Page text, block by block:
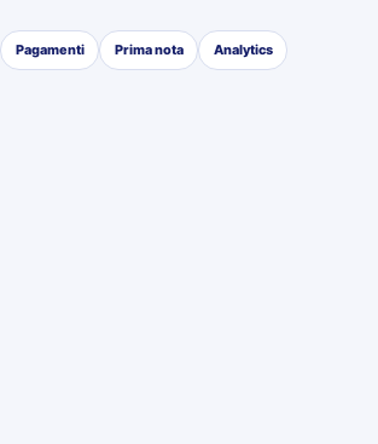
Pagamenti Prima nota Analytics